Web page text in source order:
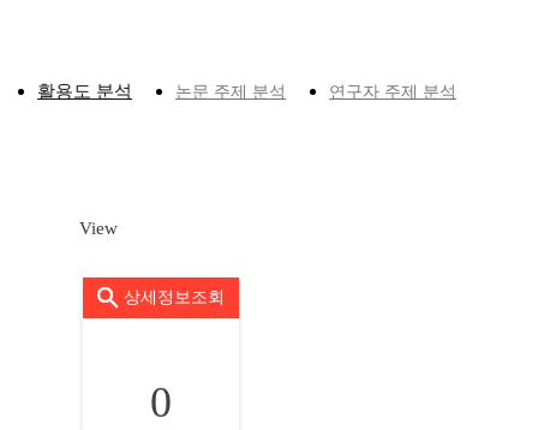
활용도 분석 논문 주제 분석 연구자 주제 분석
View
상세정보조회
0